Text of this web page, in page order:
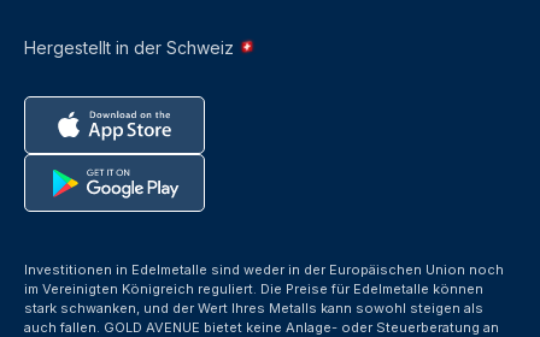
Hergestellt in der Schweiz
Investitionen in Edelmetalle sind weder in der Europäischen Union noch
im Vereinigten Königreich reguliert. Die Preise für Edelmetalle können
stark schwanken, und der Wert Ihres Metalls kann sowohl steigen als
auch fallen. GOLD AVENUE bietet keine Anlage- oder Steuerberatung an